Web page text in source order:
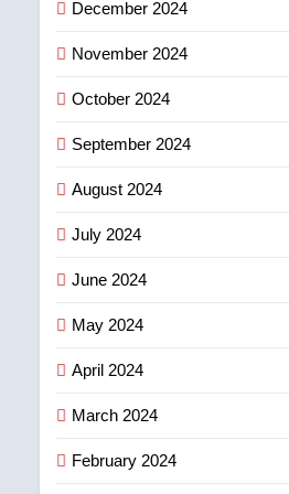
December 2024
November 2024
October 2024
September 2024
August 2024
July 2024
June 2024
May 2024
April 2024
March 2024
February 2024